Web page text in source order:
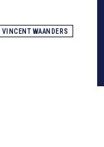
VINCENT WAANDERS